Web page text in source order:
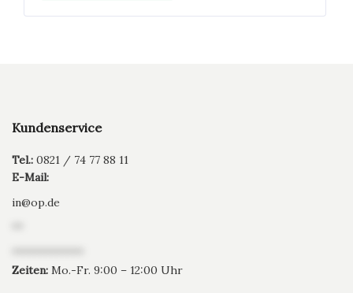
Kundenservice
Tel.: 0821 / 74 77 88 11
E-Mail:
in@op.de
Zeiten: Mo.-Fr. 9:00 – 12:00 Uhr